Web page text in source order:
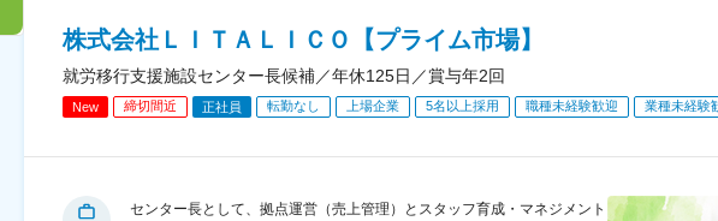
株式会社ＬＩＴＡＬＩＣＯ【プライム市場】
就労移行支援施設センター長候補／年休125日／賞与年2回
New 締切間近 正社員 転勤なし 上場企業 5名以上採用 職種未経験歓迎 業種未経験
センター長として、拠点運営（売上管理）とスタッフ育成・マネジメント